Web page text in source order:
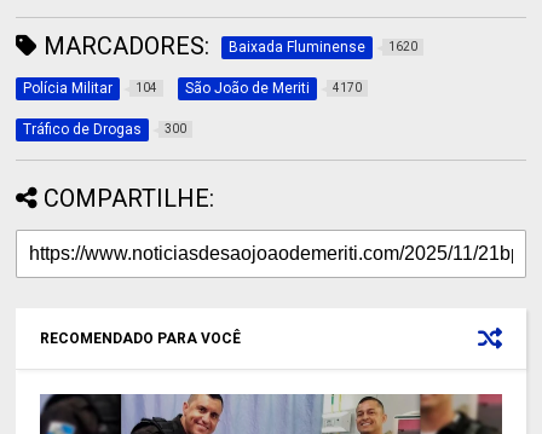
MARCADORES: Baixada Fluminense 1620
Polícia Militar 104 São João de Meriti 4170
Tráfico de Drogas 300
COMPARTILHE:
RECOMENDADO PARA VOCÊ